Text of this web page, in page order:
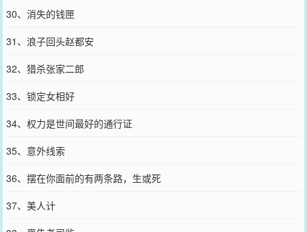
30、消失的钱匣
31、浪子回头赵都安
32、猎杀张家二郎
33、锁定女相好
34、权力是世间最好的通行证
35、意外线索
36、摆在你面前的有两条路，生或死
37、美人计